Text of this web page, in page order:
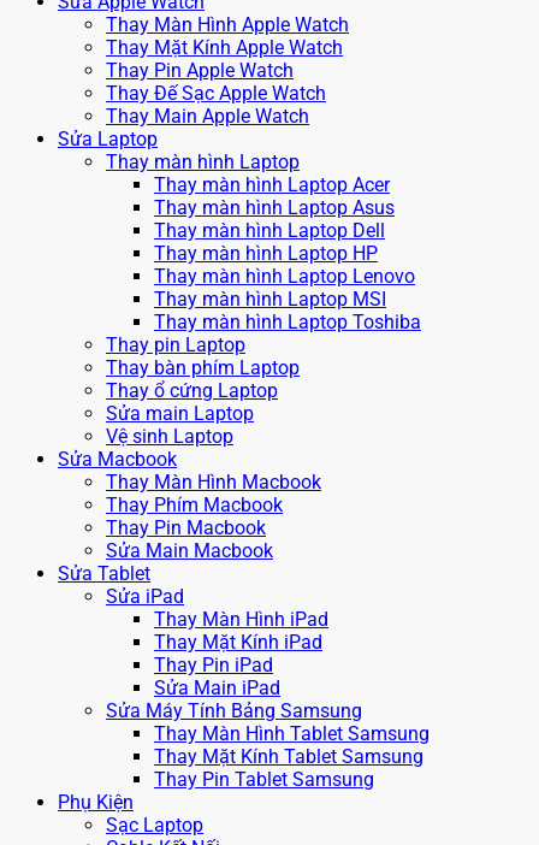
Thay Màn Hình Apple Watch
Thay Mặt Kính Apple Watch
Thay Pin Apple Watch
Thay Đế Sạc Apple Watch
Thay Main Apple Watch
Sửa Laptop
Thay màn hình Laptop
Thay màn hình Laptop Acer
Thay màn hình Laptop Asus
Thay màn hình Laptop Dell
Thay màn hình Laptop HP
Thay màn hình Laptop Lenovo
Thay màn hình Laptop MSI
Thay màn hình Laptop Toshiba
Thay pin Laptop
Thay bàn phím Laptop
Thay ổ cứng Laptop
Sửa main Laptop
Vệ sinh Laptop
Sửa Macbook
Thay Màn Hình Macbook
Thay Phím Macbook
Thay Pin Macbook
Sửa Main Macbook
Sửa Tablet
Sửa iPad
Thay Màn Hình iPad
Thay Mặt Kính iPad
Thay Pin iPad
Sửa Main iPad
Sửa Máy Tính Bảng Samsung
Thay Màn Hình Tablet Samsung
Thay Mặt Kính Tablet Samsung
Thay Pin Tablet Samsung
Phụ Kiện
Sạc Laptop